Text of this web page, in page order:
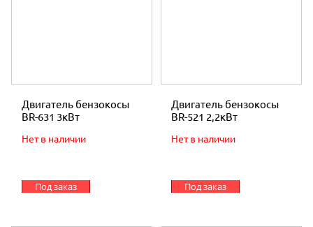
Двигатель бензокосы
BR-631 3кВт
Нет в наличии
Под заказ
Двигатель бензокосы
BR-521 2,2кВт
Нет в наличии
Под заказ